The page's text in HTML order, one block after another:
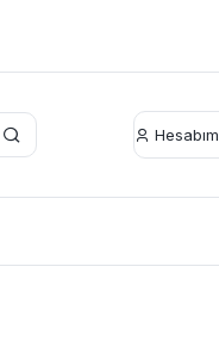
Hesabım